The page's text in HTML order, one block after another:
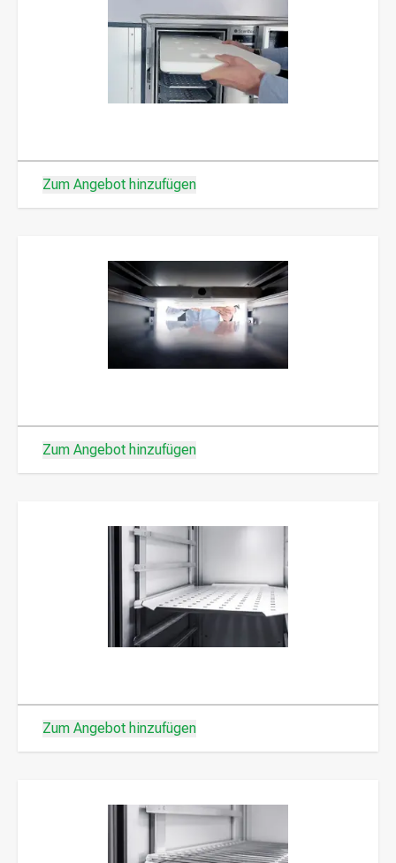
Zum Angebot hinzufügen
Zum Angebot hinzufügen
Zum Angebot hinzufügen